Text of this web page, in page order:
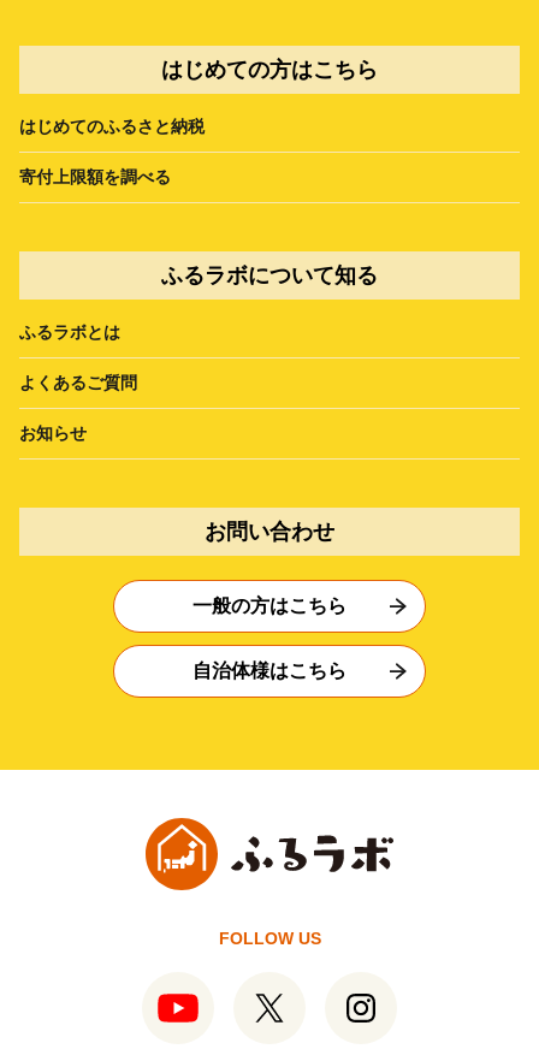
はじめての方はこちら
はじめてのふるさと納税
寄付上限額を調べる
ふるラボについて知る
ふるラボとは
よくあるご質問
お知らせ
お問い合わせ
一般の方はこちら
自治体様はこちら
FOLLOW US